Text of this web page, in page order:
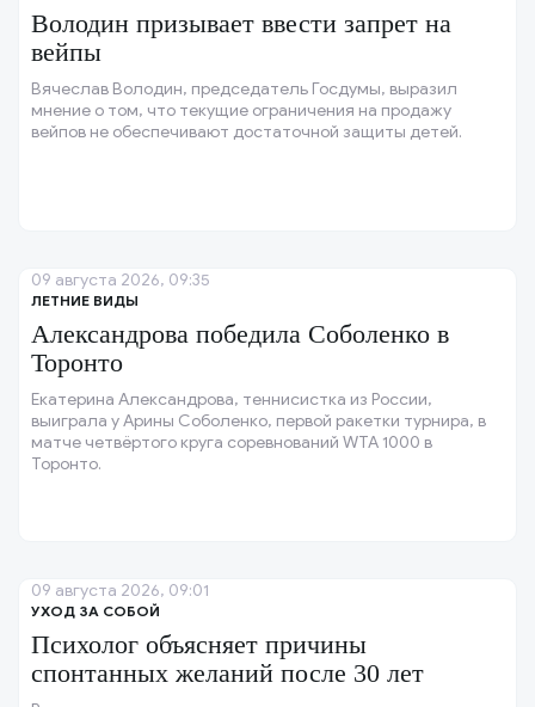
Володин призывает ввести запрет на
вейпы
Вячеслав Володин, председатель Госдумы, выразил
мнение о том, что текущие ограничения на продажу
вейпов не обеспечивают достаточной защиты детей.
ЛЕТНИЕ ВИДЫ
Александрова победила Соболенко в
Торонто
Екатерина Александрова, теннисистка из России,
выиграла у Арины Соболенко, первой ракетки турнира, в
матче четвёртого круга соревнований WTA 1000 в
Торонто.
09 августа 2026, 09:35
УХОД ЗА СОБОЙ
Психолог объясняет причины
спонтанных желаний после 30 лет
09 августа 2026, 09:01